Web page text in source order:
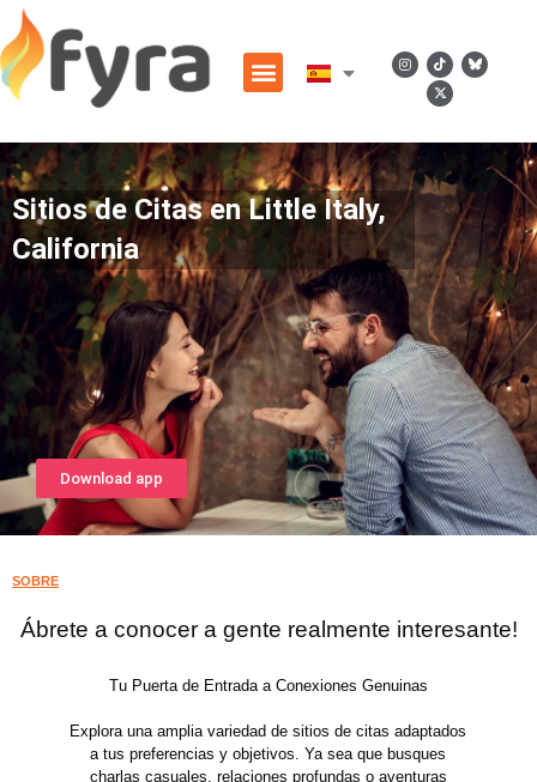
Sitios de Citas en Little Italy,
California
Download app
SOBRE
Ábrete a conocer a gente realmente interesante!
Tu Puerta de Entrada a Conexiones Genuinas
Explora una amplia variedad de sitios de citas adaptados
a tus preferencias y objetivos. Ya sea que busques
charlas casuales, relaciones profundas o aventuras